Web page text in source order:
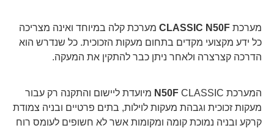
מערכת CLASSIC N50F מערכת קלה במיוחד ואינה מצריכה
כל ידע מקצועי מקדים בתחום מעקות הזכוכית. כל שנדרש הוא
הדרכה קצרצרה ולאחר ניתן כבר להתקין את המעקה.
המערכת N50F CLASSIC מיועדת ליישום והתקנה רק עבור
מעקות זכוכית וגבהת מעקות לוילות, בתים פרטיים ובניה צמודת
קרקע ובניה נמוכת קומה ומקומות אשר לא חשופים לעומס רוח